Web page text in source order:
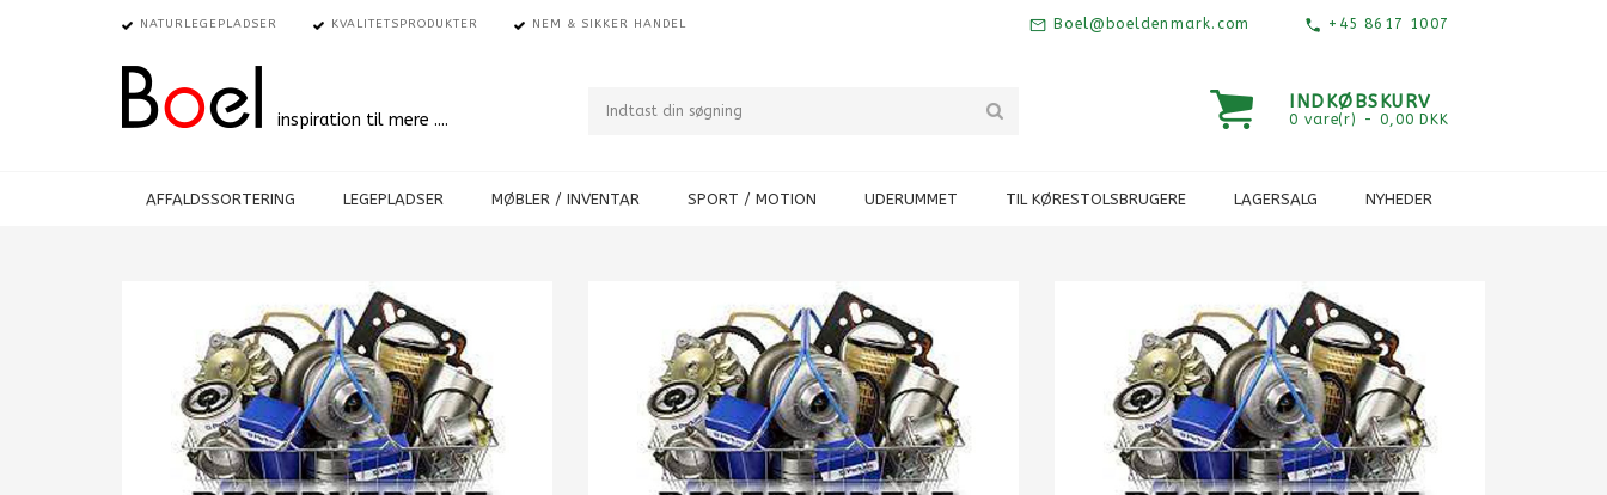
NATURLEGEPLADSER KVALITETSPRODUKTER NEM & SIKKER HANDEL +45 8617 1007
Boel@boeldenmark.com
inspiration til mere ....
INDKØBSKURV
0 vare(r) - 0,00 DKK
AFFALDSSORTERING LEGEPLADSER MØBLER / INVENTAR SPORT / MOTION UDERUMMET TIL KØRESTOLSBRUGERE LAGERSALG NYHEDER